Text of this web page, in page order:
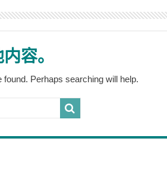
容。
Perhaps searching will help.